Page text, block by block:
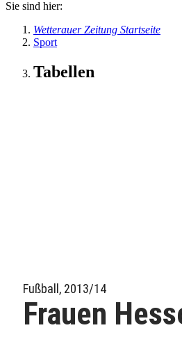
Sie sind hier:
Wetterauer Zeitung Startseite
Sport
Tabellen
Fußball, 2013/14
Frauen